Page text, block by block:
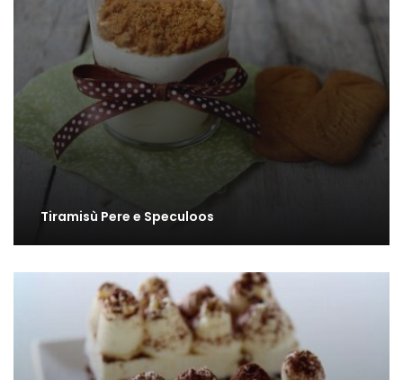
Tiramisù Pere e Speculoos